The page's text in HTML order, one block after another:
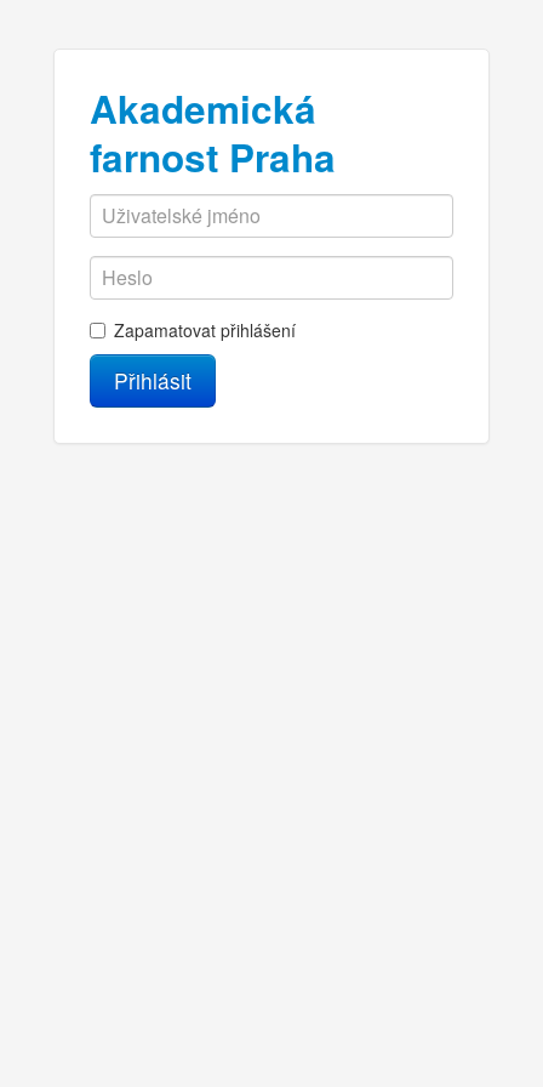
Akademická
farnost Praha
Zapamatovat přihlášení
Přihlásit